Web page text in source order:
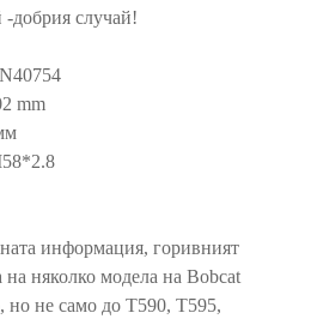
-добрия случай!
OD: 102 mm
245 мм
M58*2.8
информация, горивният
няколко модела на Bobcat
но не само до T590, T595,